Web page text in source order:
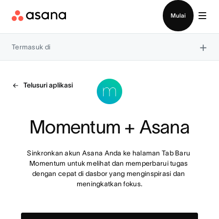
Mulai
Termasuk di ×
Telusuri aplikasi
Momentum + Asana
Sinkronkan akun Asana Anda ke halaman Tab Baru
Momentum untuk melihat dan memperbarui tugas
dengan cepat di dasbor yang menginspirasi dan
meningkatkan fokus.